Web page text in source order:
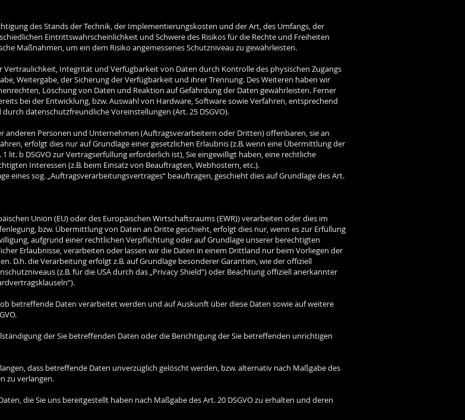
des Stands der Technik, der Implementierungskosten und der Art, des Umfangs, der
Eintrittswahrscheinlichkeit und Schwere des Risikos für die Rechte und Freiheiten
Maßnahmen, um ein dem Risiko angemessenes Schutzniveau zu gewährleisten.
Integrität und Verfügbarkeit von Daten durch Kontrolle des physischen Zugangs
Weitergabe, der Sicherung der Verfügbarkeit und ihrer Trennung. Des Weiteren haben wir
Löschung von Daten und Reaktion auf Gefährdung der Daten gewährleisten. Ferner
bei der Entwicklung, bzw. Auswahl von Hardware, Software sowie Verfahren, entsprechend
datenschutzfreundliche Voreinstellungen (Art. 25 DSGVO).
anderen Personen und Unternehmen (Auftragsverarbeitern oder Dritten) offenbaren, sie an
erfolgt dies nur auf Grundlage einer gesetzlichen Erlaubnis (z.B. wenn eine Übermittlung der
lit. b DSGVO zur Vertragserfüllung erforderlich ist), Sie eingewilligt haben, eine rechtliche
Interessen (z.B. beim Einsatz von Beauftragten, Webhostern, etc.).
eines sog. „Auftragsverarbeitungsvertrages“ beauftragen, geschieht dies auf Grundlage des Art.
Union (EU) oder des Europäischen Wirtschaftsraums (EWR)) verarbeiten oder dies im
bzw. Übermittlung von Daten an Dritte geschieht, erfolgt dies nur, wenn es zur Erfüllung
aufgrund einer rechtlichen Verpflichtung oder auf Grundlage unserer berechtigten
Erlaubnisse, verarbeiten oder lassen wir die Daten in einem Drittland nur beim Vorliegen der
D.h. die Verarbeitung erfolgt z.B. auf Grundlage besonderer Garantien, wie der offiziell
(z.B. für die USA durch das „Privacy Shield“) oder Beachtung offiziell anerkannter
betreffende Daten verarbeitet werden und auf Auskunft über diese Daten sowie auf weitere
der Sie betreffenden Daten oder die Berichtigung der Sie betreffenden unrichtigen
dass betreffende Daten unverzüglich gelöscht werden, bzw. alternativ nach Maßgabe des
zu verlangen.
die Sie uns bereitgestellt haben nach Maßgabe des Art. 20 DSGVO zu erhalten und deren